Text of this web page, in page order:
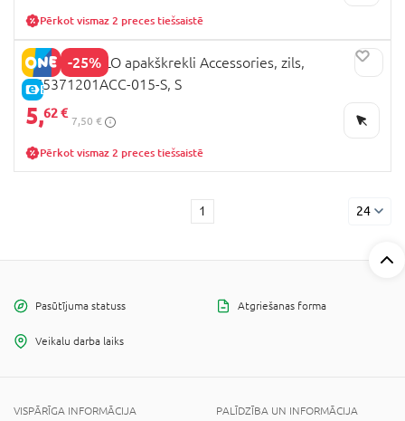
Pērkot vismaz 2 preces tiešsaistē
-25%
E-CENA
COCCODRILLO apakškrekli Accessories, zils,
ZC5371201ACC-015-S, S
5,62 €
7,50 €
Pērkot vismaz 2 preces tiešsaistē
1 24
Pasūtījuma statuss Atgriešanas forma
Veikalu darba laiks
VISPĀRĪGA INFORMĀCIJA
PALĪDZĪBA UN INFORMĀCIJA